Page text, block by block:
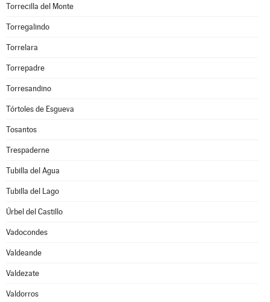
Torrecilla del Monte
Torregalindo
Torrelara
Torrepadre
Torresandino
Tórtoles de Esgueva
Tosantos
Trespaderne
Tubilla del Agua
Tubilla del Lago
Úrbel del Castillo
Vadocondes
Valdeande
Valdezate
Valdorros